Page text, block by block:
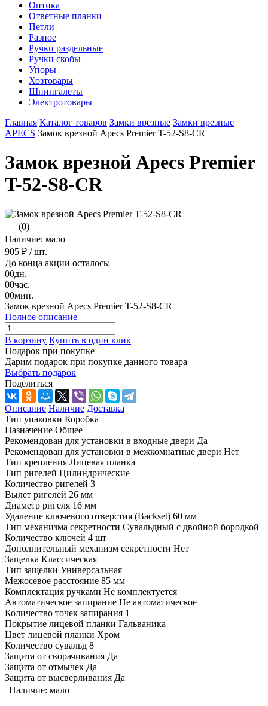
Оптика
Ответные планки
Петли
Разное
Ручки раздельные
Ручки скобы
Упоры
Хозтовары
Шпингалеты
Электротовары
Главная Каталог товаров Замки врезные Замки врезные
APECS Замок врезной Apecs Premier T-52-S8-CR
Замок врезной Apecs Premier
T-52-S8-CR
(0)
Наличие: мало
905 ₽ / шт.
До конца акции осталось:
00дн.
00час.
00мин.
Замок врезной Apecs Premier T-52-S8-CR
Полное описание
В корзину Купить в один клик
Подарок при покупке
Дарим подарок при покупке данного товара
Выбрать подарок
Поделиться
Описание Наличие Доставка
Тип упаковки Коробка
Назначение Общее
Рекомендован для установки в входные двери Да
Рекомендован для установки в межкомнатные двери Нет
Тип крепления Лицевая планка
Тип ригелей Цилиндрические
Количество ригелей 3
Вылет ригелей 26 мм
Диаметр ригеля 16 мм
Удаление ключевого отверстия (Backset) 60 мм
Тип механизма секретности Сувальдный с двойной бородкой
Количество ключей 4 шт
Дополнительный механизм секретности Нет
Защелка Классическая
Тип защелки Универсальная
Межосевое расстояние 85 мм
Комплектация ручками Не комплектуется
Автоматическое запирание Не автоматическое
Количество точек запирания 1
Покрытие лицевой планки Гальваника
Цвет лицевой планки Хром
Количество сувальд 8
Защита от сворачивания Да
Защита от отмычек Да
Защита от высверливания Да
Наличие: мало